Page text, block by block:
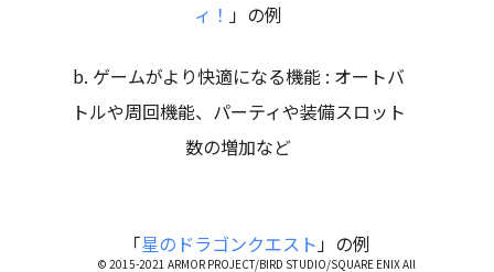
ィ！ 」の例
b. ゲームがより快適になる機能 : オートバ
トルや周回機能、パーティや装備スロット
数の増加など
「星のドラゴンクエスト」の例
© 2015-2021 ARMOR PROJECT/BIRD STUDIO/SQUARE ENIX All